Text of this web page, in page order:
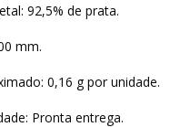
92,5% de prata.
mm.
0,16 g por unidade.
Pronta entrega.